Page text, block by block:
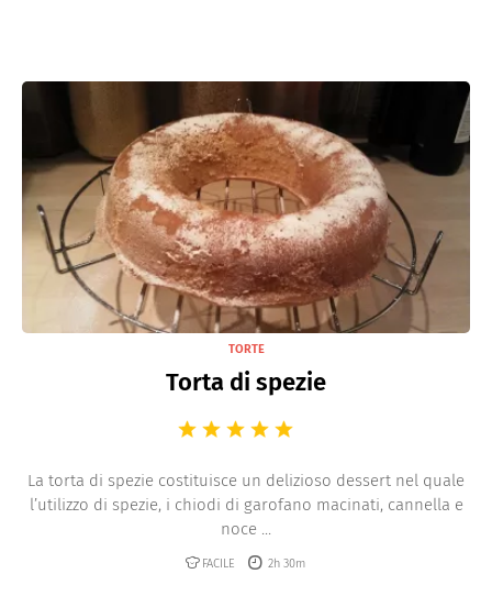
TORTE
Torta di spezie
La torta di spezie costituisce un delizioso dessert nel quale
l’utilizzo di spezie, i chiodi di garofano macinati, cannella e
noce ...
FACILE 2h 30m